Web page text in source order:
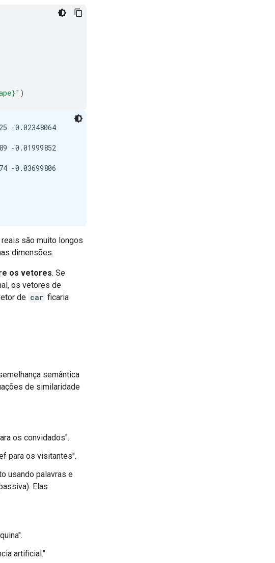
)
-0.02348064
-0.01999852
-0.03699806
são muito longos
dimensões.
os vetores. Se
os vetores de
de car ficaria
semântica
de similaridade
os convidados".
para os visitantes".
usando palavras e
Elas
artificial."